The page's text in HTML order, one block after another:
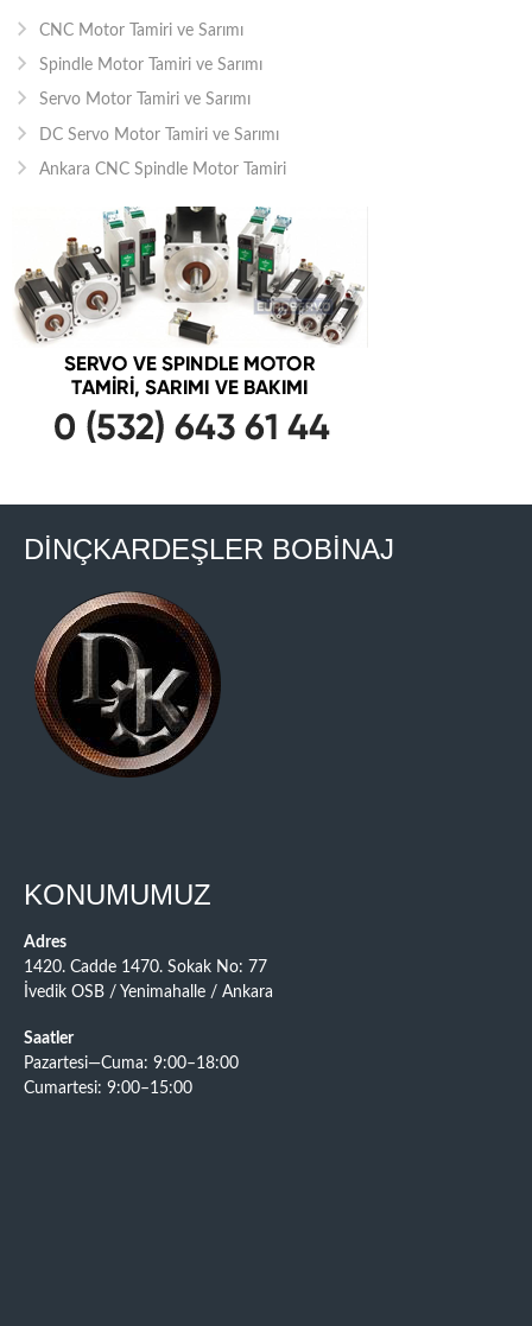
CNC Motor Tamiri ve Sarımı
Spindle Motor Tamiri ve Sarımı
Servo Motor Tamiri ve Sarımı
DC Servo Motor Tamiri ve Sarımı
Ankara CNC Spindle Motor Tamiri
DİNÇKARDEŞLER BOBİNAJ
KONUMUMUZ
Adres
1420. Cadde 1470. Sokak No: 77
İvedik OSB / Yenimahalle / Ankara
Saatler
Pazartesi—Cuma: 9:00–18:00
Cumartesi: 9:00–15:00